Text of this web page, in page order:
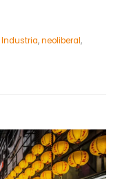
Industria,neoliberal,